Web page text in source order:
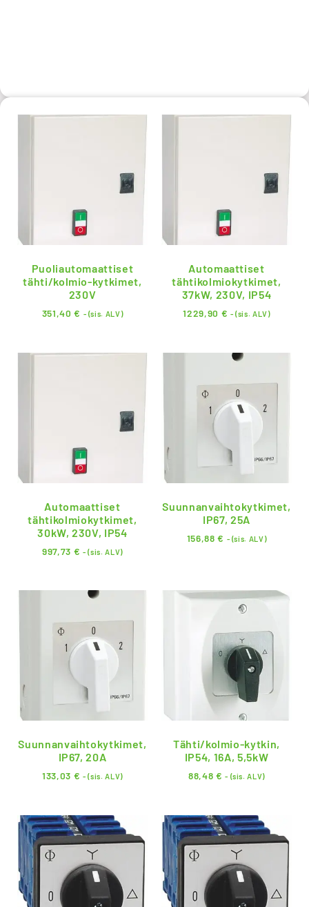
Puoliautomaattiset
tähti/kolmio-kytkimet,
230V
351,40€ - (sis. ALV)
Automaattiset
tähtikolmiokytkimet,
37kW, 230V, IP54
1229,90 € - (sis. ALV)
Automaattiset
tähtikolmiokytkimet,
30kW, 230V, IP54
997,73 € - (sis. ALV)
Suunnanvaihtokytkimet,
IP67, 25A
156,88€ - (sis. ALV)
Suunnanvaihtokytkimet,
IP67, 20A
133,03 € - (sis. ALV)
Tähti/kolmio-kytkin,
IP54, 16A, 5,5kW
88,48 € - (sis. ALV)